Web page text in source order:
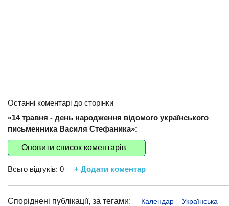
Останні коментарі до сторінки
«14 травня - день народження відомого українського
письменника Василя Стефаника»:
Оновити список коментарів
Всьго відгуків: 0 + Додати коментар
Споріднені публікації, за тегами: Календар
Українська